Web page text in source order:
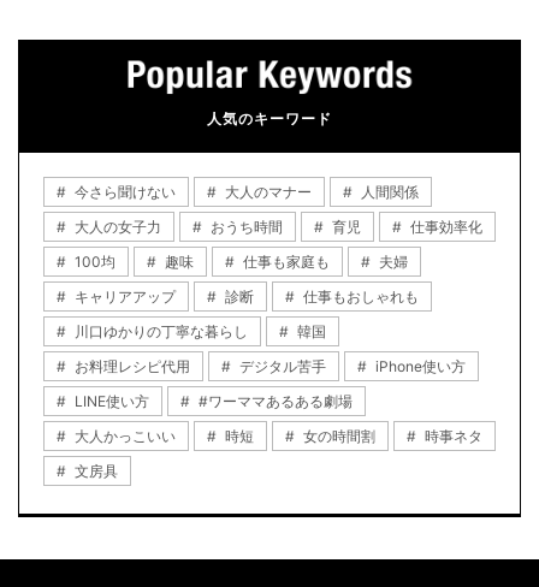
人気のキーワード
今さら聞けない 大人のマナー
人間関係
大人の女子力
おうち時間 育児
仕事効率化
100均
趣味 仕事も家庭も
夫婦
キャリアアップ
診断
仕事もおしゃれも
川口ゆかりの丁寧な暮らし
韓国
お料理レシピ代用
デジタル苦手
iPhone使い方
LINE使い方
#ワーママあるある劇場
大人かっこいい
時短 女の時間割
時事ネタ
文房具